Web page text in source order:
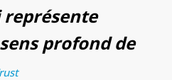
profond de